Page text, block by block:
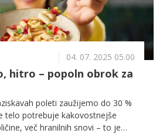
04. 07. 2025 05.00
hitro – popoln obrok za
poleti zaužijemo do 30 %
telo potrebuje kakovostnejše
več hranilnih snovi – to je